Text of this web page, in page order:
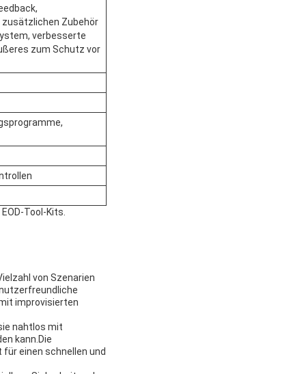
Zubehör
verbesserte
zum Schutz vor
Tool-Kits.
von Szenarien
improvisierten
nahtlos mit
kann.Die
einen schnellen und